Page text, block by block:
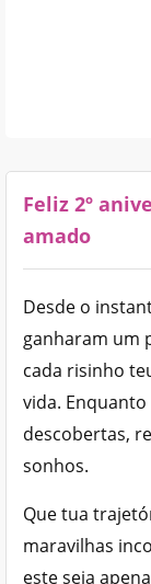
Feliz 2º
amado
Desde o
ganharam um
cada risinho
vida.
descobertas,
sonhos.
Que tua
maravilhas
este seja